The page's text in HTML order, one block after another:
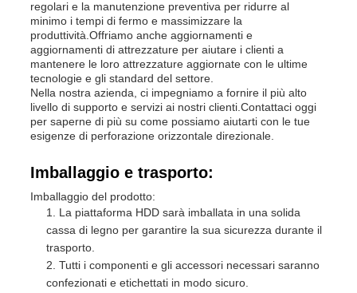
regolari e la manutenzione preventiva per ridurre al
minimo i tempi di fermo e massimizzare la
produttività.Offriamo anche aggiornamenti e
aggiornamenti di attrezzature per aiutare i clienti a
mantenere le loro attrezzature aggiornate con le ultime
tecnologie e gli standard del settore.
Nella nostra azienda, ci impegniamo a fornire il più alto
livello di supporto e servizi ai nostri clienti.Contattaci oggi
per saperne di più su come possiamo aiutarti con le tue
esigenze di perforazione orizzontale direzionale.
Imballaggio e trasporto:
Imballaggio del prodotto:
La piattaforma HDD sarà imballata in una solida
cassa di legno per garantire la sua sicurezza durante il
trasporto.
Tutti i componenti e gli accessori necessari saranno
confezionati e etichettati in modo sicuro.